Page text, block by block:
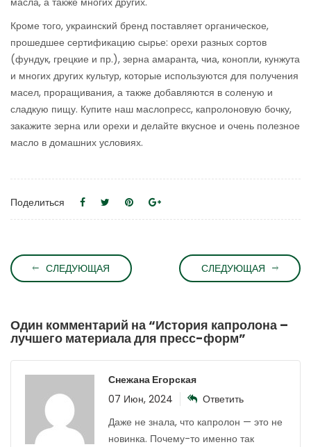
Кроме того, украинский бренд поставляет органическое,
прошедшее сертификацию сырье: орехи разных сортов
(фундук, грецкие и пр.), зерна амаранта, чиа, конопли, кунжута
и многих других культур, которые используются для получения
масел, проращивания, а также добавляются в соленую и
сладкую пищу. Купите наш маслопресс, капролоновую бочку,
закажите зерна или орехи и делайте вкусное и очень полезное
масло в домашних условиях.
Поделиться
СЛЕДУЮЩАЯ СЛЕДУЮЩАЯ
Один комментарий на “История капролона –
лучшего материала для пресс-форм”
Снежана Егорская
07 Июн, 2024
Ответить
Даже не знала, что капролон — это не
новинка. Почему-то именно так